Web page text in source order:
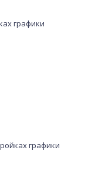
графики
графики